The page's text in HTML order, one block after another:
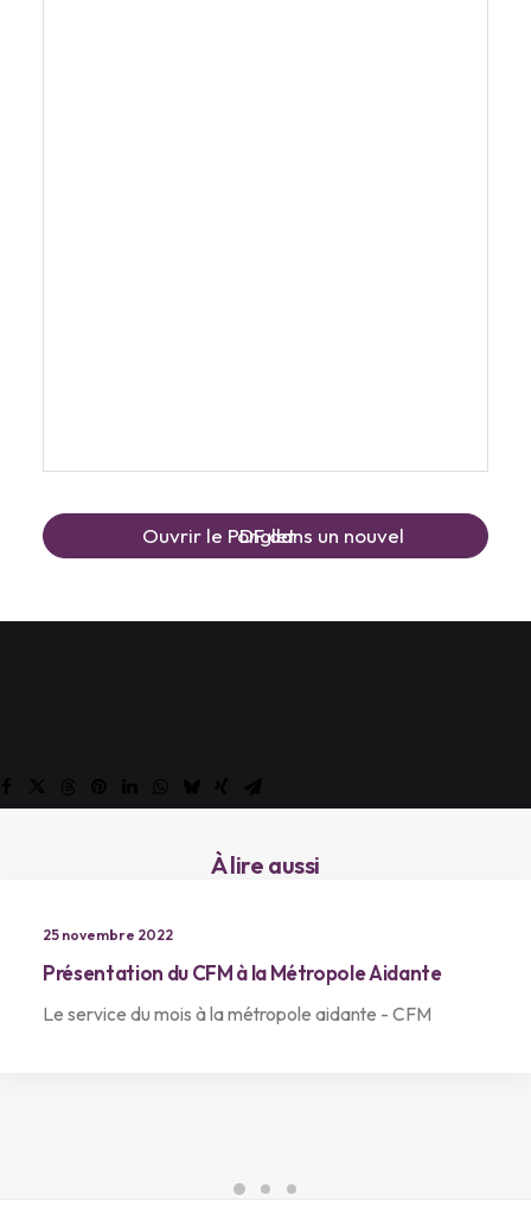
Ouvrir le PDF dans un nouvel onglet
À lire aussi
25 novembre 2022
Présentation du CFM à la Métropole Aidante
Le service du mois à la métropole aidante - CFM